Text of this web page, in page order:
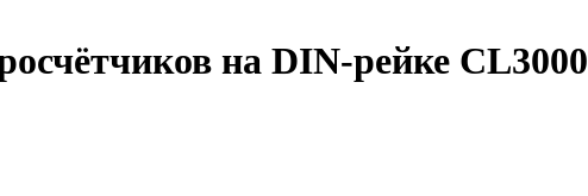
на DIN-рейке CL3000